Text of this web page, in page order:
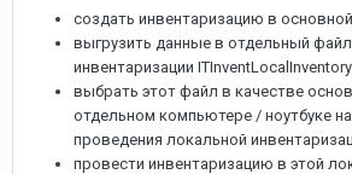
создать инвентаризацию в
выгрузить данные в отдельный
инвентаризации
выбрать этот файл в качестве
отдельном компьютере / ноутбуке
проведения локальной
провести инвентаризацию в этой